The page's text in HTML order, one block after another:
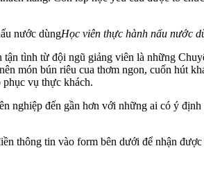
Học viên thực hành nấu nước
tận tình từ đội ngũ giảng viên là những
món bún riêu cua thơm ngon, cuốn hút
phục vụ thực khách.
nghiệp đến gần hơn với những ai có ý
thông tin vào form bên dưới để nhận